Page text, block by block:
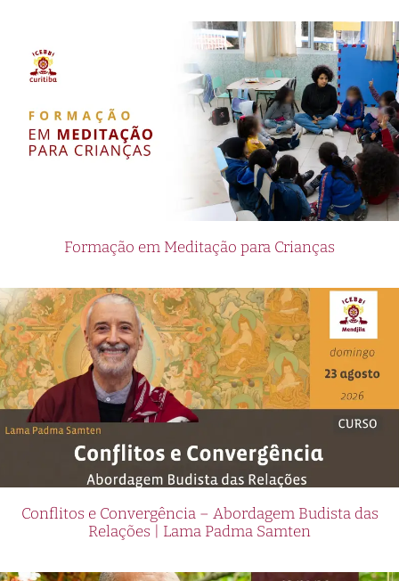
Formação em Meditação para Crianças
Conflitos e Convergência – Abordagem Budista das
Relações | Lama Padma Samten